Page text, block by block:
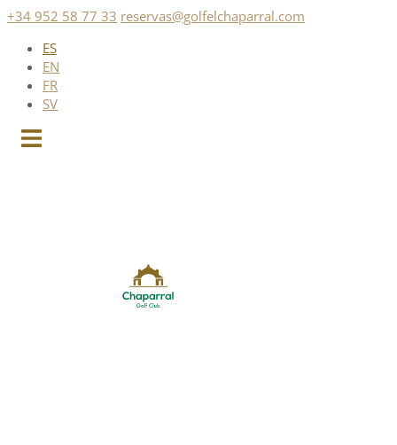
Saltar
contenido
+34 952 58 77 33 reservas@golfelchaparral.com
ES
EN
FR
SV